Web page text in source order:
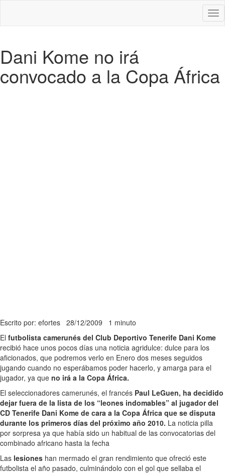
Dani Kome no irá
convocado a la Copa África
Escrito por: efortes 28/12/2009 1 minuto
El futbolista camerunés del Club Deportivo Tenerife Dani Kome
recibió hace unos pocos días una noticia agridulce: dulce para los
aficionados, que podremos verlo en Enero dos meses seguidos
jugando cuando no esperábamos poder hacerlo, y amarga para el
jugador, ya que no irá a la Copa África.
El seleccionadores camerunés, el francés Paul LeGuen, ha decidido
dejar fuera de la lista de los “leones indomables” al jugador del
CD Tenerife Dani Kome de cara a la Copa África que se disputa
durante los primeros días del próximo año 2010. La noticia pilla
por sorpresa ya que había sido un habitual de las convocatorias del
combinado africano hasta la fecha
Las lesiones han mermado el gran rendimiento que ofreció este
futbolista el año pasado, culminándolo con el gol que sellaba el